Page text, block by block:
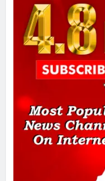
तय किए
1
SRN
रोशन
अमर
स्वरूप
289